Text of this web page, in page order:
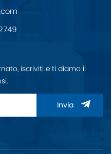
iscriviti e ti diamo il
Invia